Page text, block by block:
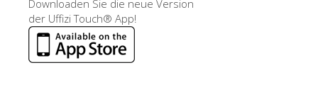
Downloaden Sie die neue Version
der Uffizi Touch® App!